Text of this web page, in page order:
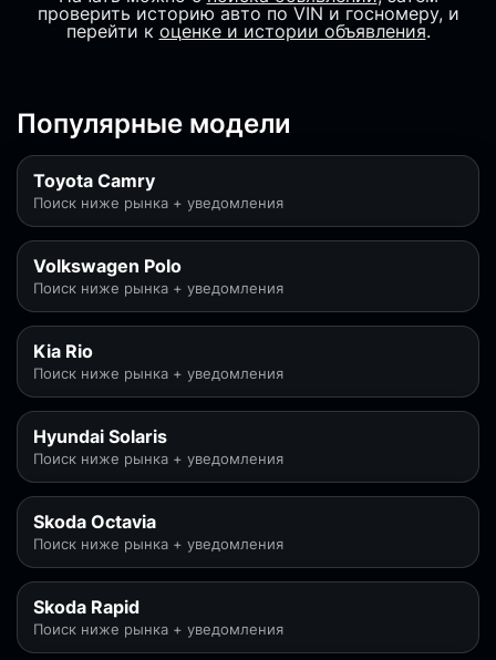
проверить историю авто по VIN и госномеру, и
перейти к оценке и истории объявления.
Популярные модели
Toyota Camry
Поиск ниже рынка + уведомления
Volkswagen Polo
Поиск ниже рынка + уведомления
Kia Rio
Поиск ниже рынка + уведомления
Hyundai Solaris
Поиск ниже рынка + уведомления
Skoda Octavia
Поиск ниже рынка + уведомления
Skoda Rapid
Поиск ниже рынка + уведомления